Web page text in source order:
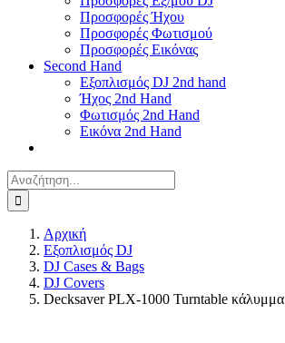
Προσφορές Ήχου
Προσφορές Φωτισμού
Προσφορές Εικόνας
Second Hand
Εξοπλισμός DJ 2nd hand
Ήχος 2nd Hand
Φωτισμός 2nd Hand
Εικόνα 2nd Hand
Αναζήτηση
για:
Αρχική
Εξοπλισμός DJ
DJ Cases & Bags
DJ Covers
Decksaver PLX-1000 Turntable κάλυμμα